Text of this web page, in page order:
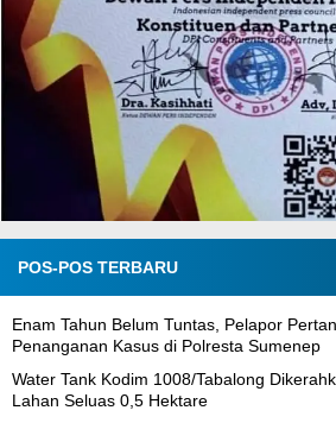
POS-POS TERBARU
Enam Tahun Belum Tuntas, Pelapor
Penanganan Kasus di Polresta Sumenep
Water Tank Kodim 1008/Tabalong
Lahan Seluas 0,5 Hektare